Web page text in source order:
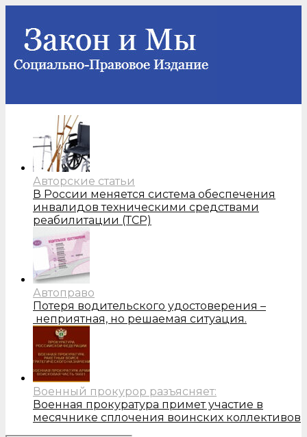
Авторские статьи
В России меняется система обеспечения
инвалидов техническими средствами
реабилитации (ТСР)
Автоправо
Потеря водительского удостоверения –
неприятная, но решаемая ситуация.
Военный прокурор разъясняет:
Военная прокуратура примет участие в
месячнике сплочения воинских коллективов